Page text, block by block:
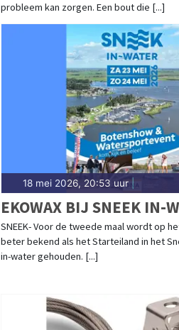
probleem kan zorgen. Een bout die [...]
18 mei 2026, 20:53 uur
EKOWAX BIJ SNEEK IN-
SNEEK- Voor de tweede maal wordt op
beter bekend als het Starteiland in het
in-water gehouden. [...]